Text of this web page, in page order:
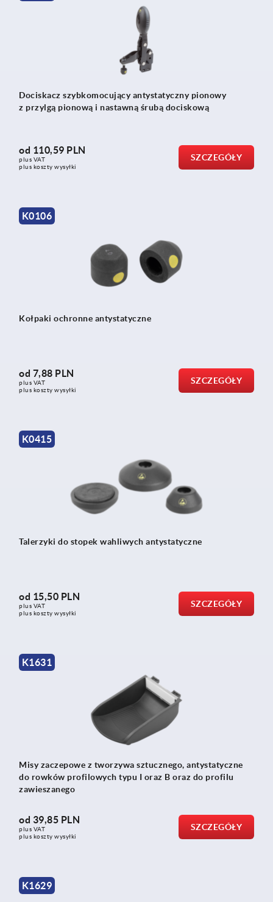
Dociskacz szybkomocujący antystatyczny pionowy
z przylgą pionową i nastawną śrubą dociskową
od 110,59 PLN
plus VAT
plus koszty wysyłki
SZCZEGÓŁY
K0106
Kołpaki ochronne antystatyczne
od 7,88 PLN
plus VAT
plus koszty wysyłki
SZCZEGÓŁY
K0415
Talerzyki do stopek wahliwych antystatyczne
od 15,50 PLN
plus VAT
plus koszty wysyłki
SZCZEGÓŁY
K1631
Misy zaczepowe z tworzywa sztucznego, antystatyczne
do rowków profilowych typu I oraz B oraz do profilu
zawieszanego
od 39,85 PLN
plus VAT
plus koszty wysyłki
SZCZEGÓŁY
K1629